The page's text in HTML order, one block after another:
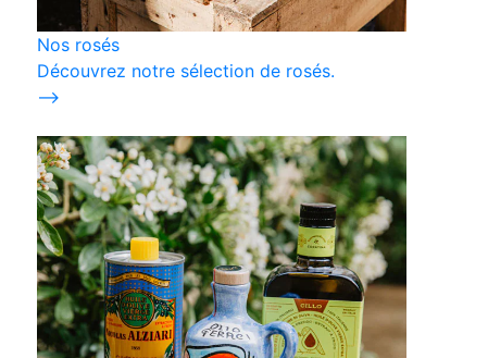
Nos rosés
Découvrez notre sélection de rosés.
⟶